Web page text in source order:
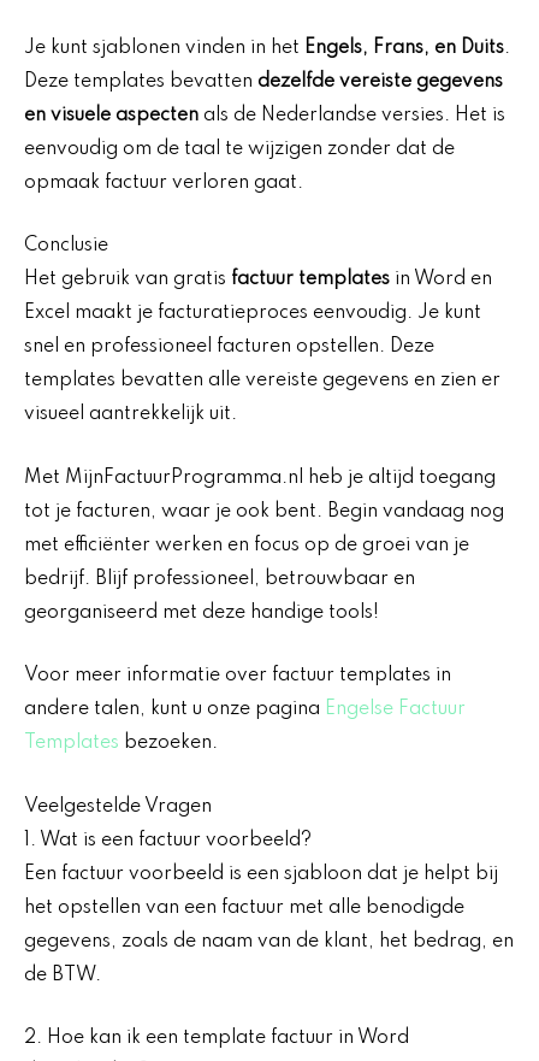
Je kunt sjablonen vinden in het Engels, Frans, en Duits.
Deze templates bevatten dezelfde vereiste gegevens
en visuele aspecten als de Nederlandse versies. Het is
eenvoudig om de taal te wijzigen zonder dat de
opmaak factuur verloren gaat.
Conclusie
Het gebruik van gratis factuur templates in Word en
Excel maakt je facturatieproces eenvoudig. Je kunt
snel en professioneel facturen opstellen. Deze
templates bevatten alle vereiste gegevens en zien er
visueel aantrekkelijk uit.
Met MijnFactuurProgramma.nl heb je altijd toegang
tot je facturen, waar je ook bent. Begin vandaag nog
met efficiënter werken en focus op de groei van je
bedrijf. Blijf professioneel, betrouwbaar en
georganiseerd met deze handige tools!
Voor meer informatie over factuur templates in
andere talen, kunt u onze pagina Engelse Factuur
Templates bezoeken.
Veelgestelde Vragen
1. Wat is een factuur voorbeeld?
Een factuur voorbeeld is een sjabloon dat je helpt bij
het opstellen van een factuur met alle benodigde
gegevens, zoals de naam van de klant, het bedrag, en
de BTW.
2. Hoe kan ik een template factuur in Word